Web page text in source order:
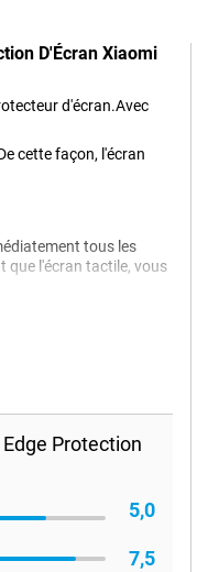
D'Écran Xiaomi
d'écran.Avec
cette façon, l'écran
tous les
que l'écran tactile, vous
Protection
5,0
7,5